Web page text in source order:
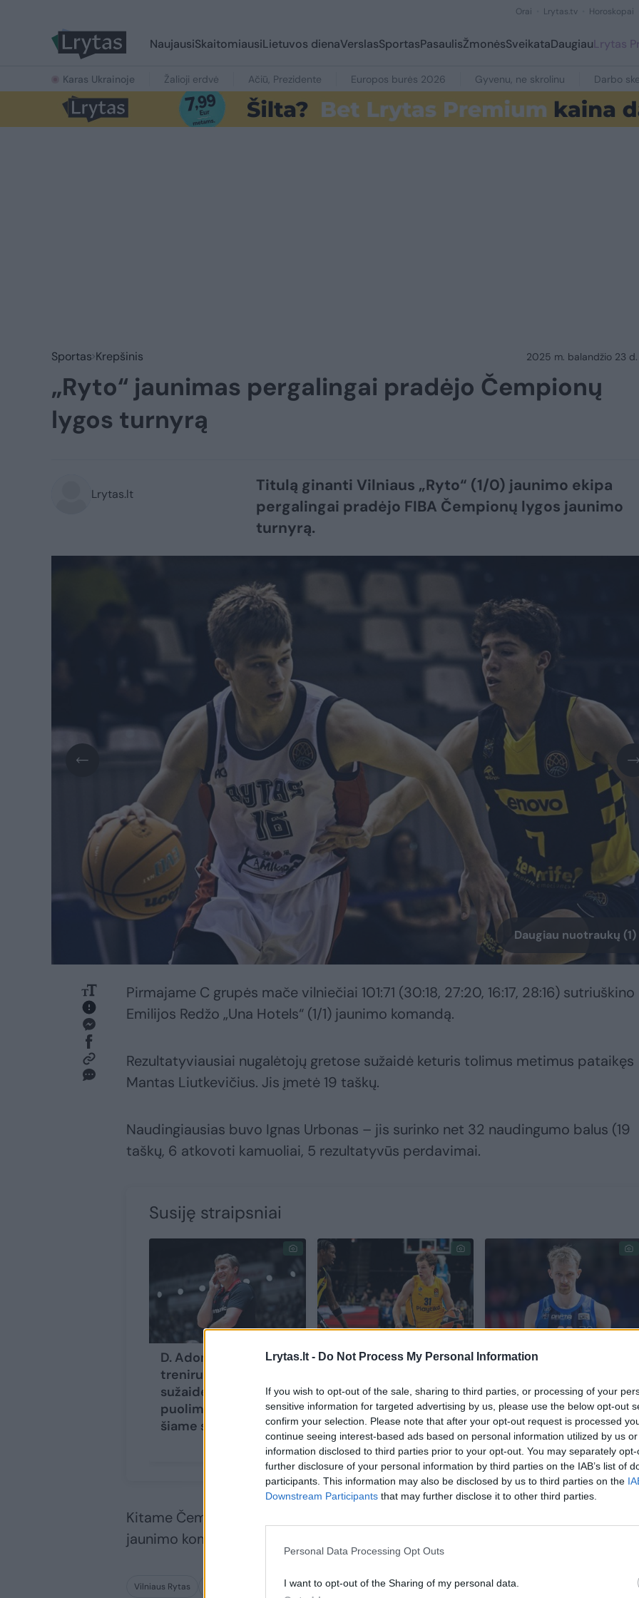
Lrytas.lt - Do Not Process My Personal Information
If you wish to opt-out of the sale, sharing to third parties, or processing of your
sensitive information for targeted advertising by us, please use the below opt-out
confirm your selection. Please note that after your opt-out request is processed
continue seeing interest-based ads based on personal information utilized by us
information disclosed to third parties prior to your opt-out. You may separately
further disclosure of your personal information by third parties on the IAB’s list of
participants. This information may also be disclosed by us to third parties on the
Downstream Participants that may further disclose it to other third parties.
Personal Data Processing Opt Outs
I want to opt-out of the Sharing of my personal data.
Orai Lrytas.tv Horoskopai
NaujausiSkaitomiausiLietuvos dienaVerslasSportasPasaulisŽmonėsSveikataDaugiauLrytas
Karas Ukrainoje Žalioji erdvė Ačiū, Prezidente Europos burės 2026 Gyvenu, ne skrolinu Darbo
Sportas Krepšinis 2025 m. balandžio 23 d.
„Ryto“ jaunimas pergalingai pradėjo Čempionų
lygos turnyrą
Lrytas.lt
Titulą ginanti Vilniaus „Ryto“ (1/0) jaunimo ekipa
pergalingai pradėjo FIBA Čempionų lygos jaunimo
turnyrą.
Daugiau nuotraukų (1)
Pirmajame C grupės mače vilniečiai 101:71 (30:18, 27:20, 16:17, 28:16) sutriuškino
Emilijos Redžo „Una Hotels“ (1/1) jaunimo komandą.
Rezultatyviausiai nugalėtojų gretose sužaidė keturis tolimus metimus pataikęs
Mantas Liutkevičius. Jis įmetė 19 taškų.
Naudingiausias buvo Ignas Urbonas – jis surinko net 32 naudingumo balus (19
taškų, 6 atkovoti kamuoliai, 5 rezultatyvūs perdavimai.
Susiję straipsniai
D. Adomaičio
treniruojama „Alvark“
sužaidė blogiausias
puolimo rungtynes
šiame sezone
Į „Žalgirį“ nevyks:
Jokubaitis priėmė
sprendimą dėl savo
ateities
Po pralaimėjimo
prieš Uteną: „CBet“
grįžo į pergalių kelią
Kitame Čempionų lygos jaunimo turnyro mače „Rytas“ susikaus su Manisos
jaunimo komanda.
Vilniaus Rytas FIBA Čempionų lyga